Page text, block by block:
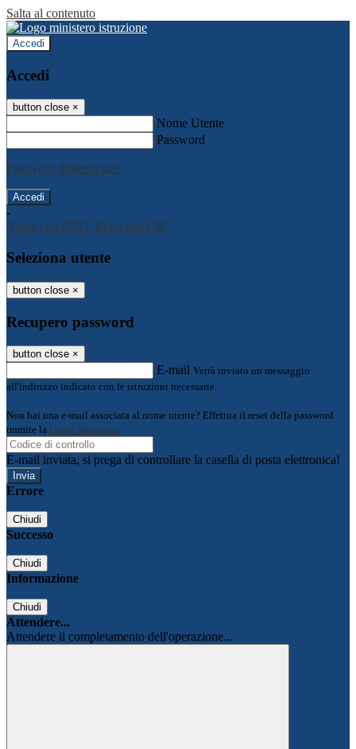
Salta al contenuto
Accedi
Accedi
button close ×
Nome Utente
Password
Password dimenticata?
-
Entra con SPID Entra con CIE
Seleziona utente
button close ×
Recupero password
button close ×
E-mail Verrà inviato un messaggio
all'indirizzo indicato con le istruzioni necessarie.
Non hai una e-mail associata al nome utente? Effettua il reset della password
tramite la Login Spaggiari
E-mail inviata, si prega di controllare la casella di posta elettronica!
Errore
Chiudi
Successo
Chiudi
Informazione
Chiudi
Attendere...
Attendere il completamento dell'operazione...